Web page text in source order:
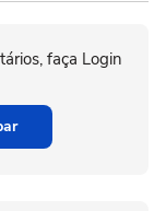
faça Login